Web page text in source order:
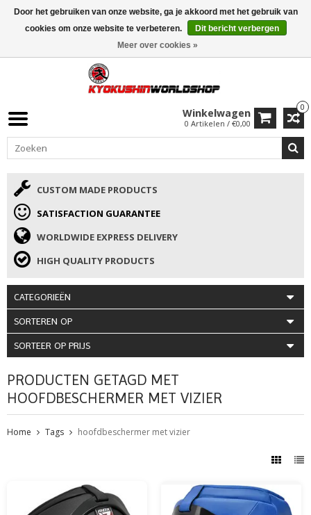
ISAMU SUMMER DEALS• 10% Korting + cadeau vanaf €169 →
0
Winkelwagen
0 Artikelen / €0,00
CUSTOM MADE PRODUCTS
SATISFACTION GUARANTEE
WORLDWIDE EXPRESS DELIVERY
HIGH QUALITY PRODUCTS
CATEGORIEËN
SORTEREN OP
SORTEER OP PRIJS
PRODUCTEN GETAGD MET
HOOFDBESCHERMER MET VIZIER
Home Tags hoofdbeschermer met vizier
Door het gebruiken van onze website, ga je akkoord met het gebruik van
cookies om onze website te verbeteren.
Dit bericht verbergen
Meer over cookies »